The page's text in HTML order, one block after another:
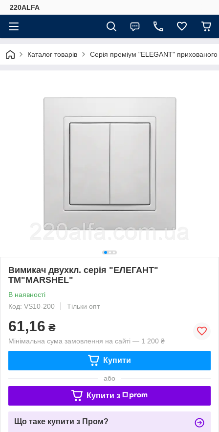
220ALFA
Каталог товарів Серія преміум "ELEGANT"
Вимикач двухкл. серія "ЕЛЕГАНТ"
ТМ"MARSHEL"
В наявності
Код: VS10-200
Тільки опт
61,16 ₴
Мінімальна сума замовлення на сайті — 1 200 ₴
Купити
або
Купити з
Що таке купити з Пром?